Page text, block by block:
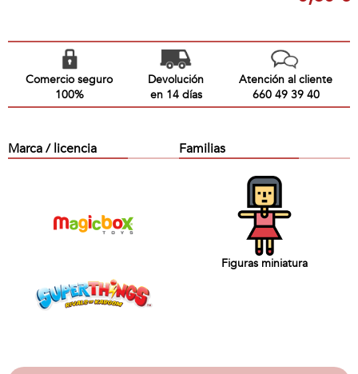
Comercio seguro
100%
Devolución
en 14 días
Atención al cliente
660 49 39 40
Marca / licencia Familias
Figuras miniatura